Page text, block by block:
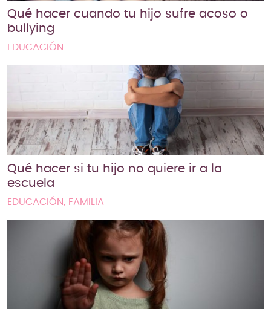
Qué hacer cuando tu hijo sufre acoso o
bullying
EDUCACIÓN
Qué hacer si tu hijo no quiere ir a la
escuela
EDUCACIÓN, FAMILIA